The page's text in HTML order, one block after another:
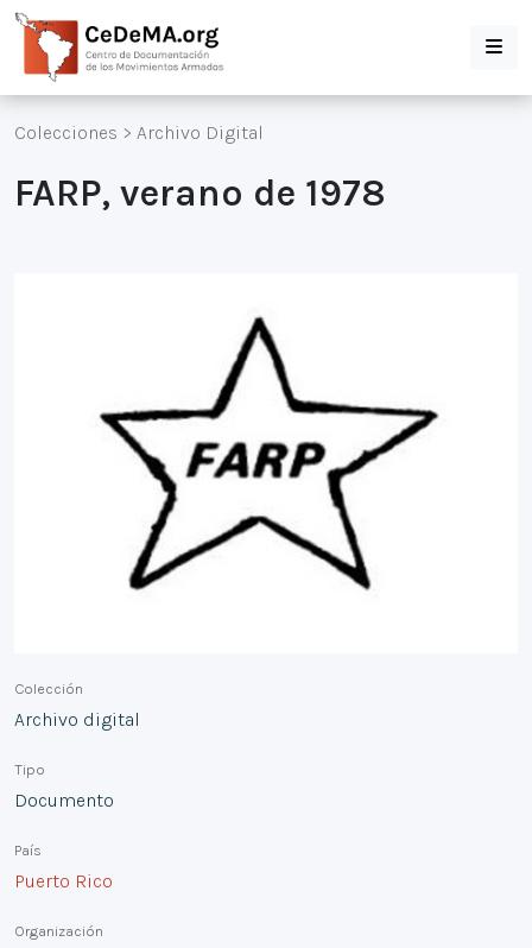
Colecciones > Archivo Digital
FARP, verano de 1978
Colección
Archivo digital
Tipo
Documento
País
Puerto Rico
Organización